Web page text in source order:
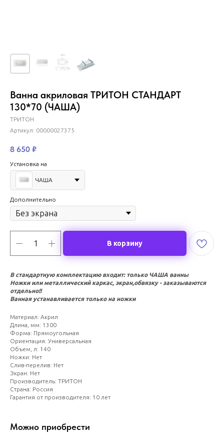
Ванна акриловая ТРИТОН СТАНДАРТ
130*70 (ЧАША)
ТРИТОН
Артикул: 00000027375
8 650 ₽
Установка на
ЧАША
Дополнительно
В корзину
В стандартную комплектацию входит: только ЧАША ванны
Ножки или металлический каркас, экран,обвязку - заказываются
отдельно!!
Ванная устанавливается только на ножки
Материал: Акрил
Длина, мм: 1300
Форма: Прямоугольная
Ориентация: Универсальная
Объем, л: 140
Ножки: Нет
Слив-перелив: Нет
Экран: Нет
Производитель: ТРИТОН
Страна: Россия
Гарантия от производителя: 10 лет
Можно приобрести